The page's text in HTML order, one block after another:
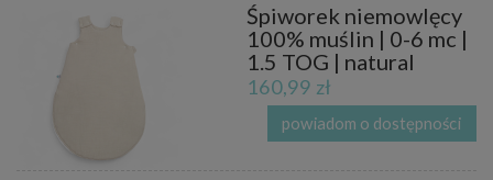
Śpiworek niemowlęcy
100% muślin | 0-6 mc |
1.5 TOG | natural
160,99 zł
powiadom o dostępności